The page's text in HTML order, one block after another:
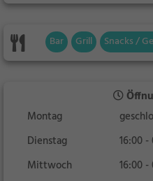
Bar Grill Snacks /
Montag
Dienstag
16:00
Mittwoch
16:00